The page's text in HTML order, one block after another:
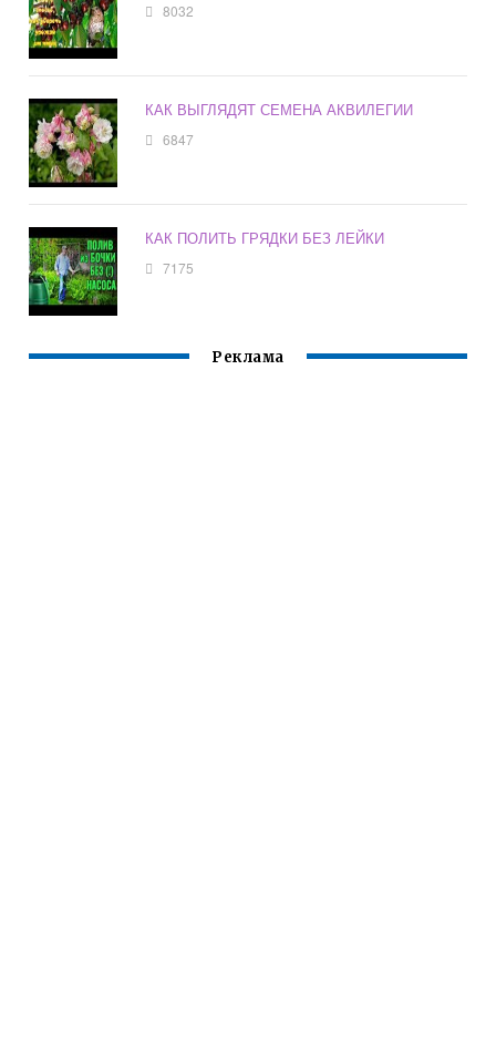
8032
КАК ВЫГЛЯДЯТ СЕМЕНА АКВИЛЕГИИ
6847
КАК ПОЛИТЬ ГРЯДКИ БЕЗ ЛЕЙКИ
7175
Реклама